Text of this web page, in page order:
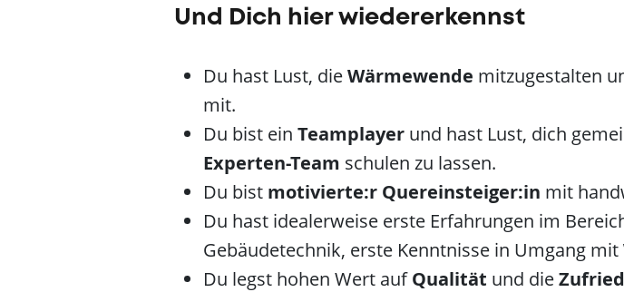
Und Dich hier wiedererkennst
Du hast Lust, dieWärmewende mitzugestalten
mit.
Du bist ein Teamplayer und hast Lust, dich
Experten-Team schulen zu lassen.
Du bist motivierte:r Quereinsteiger:in mit
Du hast idealerweise erste Erfahrungen im
Gebäudetechnik, erste Kenntnisse in Umgang mit
Du legst hohen Wert aufQualität und die